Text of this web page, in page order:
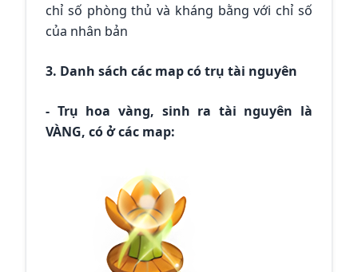
chỉ số phòng thủ và kháng bằng với chỉ số
của nhân bản
3. Danh sách các map có trụ tài nguyên
- Trụ hoa vàng, sinh ra tài nguyên là
VÀNG, có ở các map: